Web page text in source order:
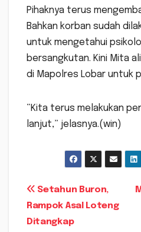
Pihaknya terus
Bahkan korban sudah
untuk mengetahui
bersangkutan. Kini Mita
di Mapolres Lobar untuk
“Kita terus melakukan
lanjut,” jelasnya.(win)
Navigasi
pos
Setahun Buron,
Rampok Asal Loteng
Ditangkap